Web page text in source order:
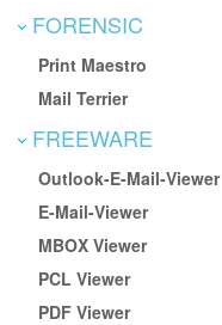
FORENSIC
Print Maestro
Mail Terrier
FREEWARE
Outlook-E-Mail-Viewer
E-Mail-Viewer
MBOX Viewer
PCL Viewer
PDF Viewer